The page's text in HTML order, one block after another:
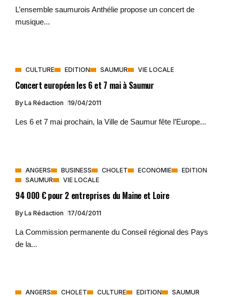
L’ensemble saumurois Anthélie propose un concert de
musique...
CULTURE EDITION SAUMUR VIE LOCALE
Concert européen les 6 et 7 mai à Saumur
By La Rédaction 19/04/2011
Les 6 et 7 mai prochain, la Ville de Saumur fête l’Europe...
ANGERS BUSINESS CHOLET ECONOMIE
EDITION
SAUMUR
VIE LOCALE
94 000 € pour 2 entreprises du Maine et Loire
By La Rédaction 17/04/2011
La Commission permanente du Conseil régional des Pays
de la...
ANGERS CHOLET CULTURE EDITION
SAUMUR